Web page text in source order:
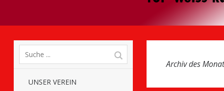
UNSER VEREIN
Archiv des